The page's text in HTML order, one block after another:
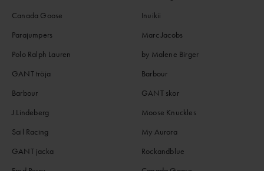
Canada Goose
Parajumpers
Polo Ralph Lauren
GANT tröja
Barbour
J.Lindeberg
Sail Racing
GANT jacka
Inuikii
Marc Jacobs
by Malene Birger
Barbour
GANT skor
Moose Knuckles
My Aurora
Rockandblue